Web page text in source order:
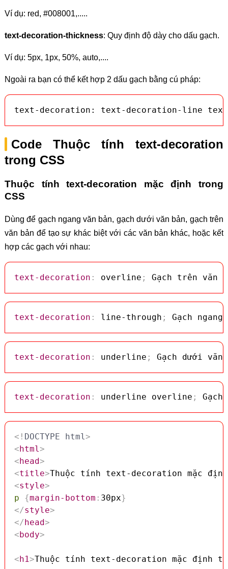
Ví dụ: red, #008001,.....
text-decoration-thickness: Quy định độ dày cho dấu gạch.
Ví dụ: 5px, 1px, 50%, auto,....
Ngoài ra bạn có thể kết hợp 2 dấu gạch bằng cú pháp:
text-decoration: text-decoration-line
Code Thuộc tính text-decoration
trong CSS
Thuộc tính text-decoration mặc định trong
CSS
Dùng để gạch ngang văn bản, gạch dưới văn bản, gạch trên
văn bản để tạo sự khác biệt với các văn bản khác, hoặc kết
hợp các gạch với nhau:
text-decoration : overline ; Gạch trên văn
text-decoration : line-through ; Gạch
text-decoration : underline ; Gạch dưới văn
text-decoration : underline overline ;
<! DOCTYPE html >
<html >
<head>
<title>Thuộc tính text-decoration mặc định
<style>
p
{margin-bottom : 30px}
</style>
</head>
<body>
<h1>Thuộc tính text-decoration mặc định